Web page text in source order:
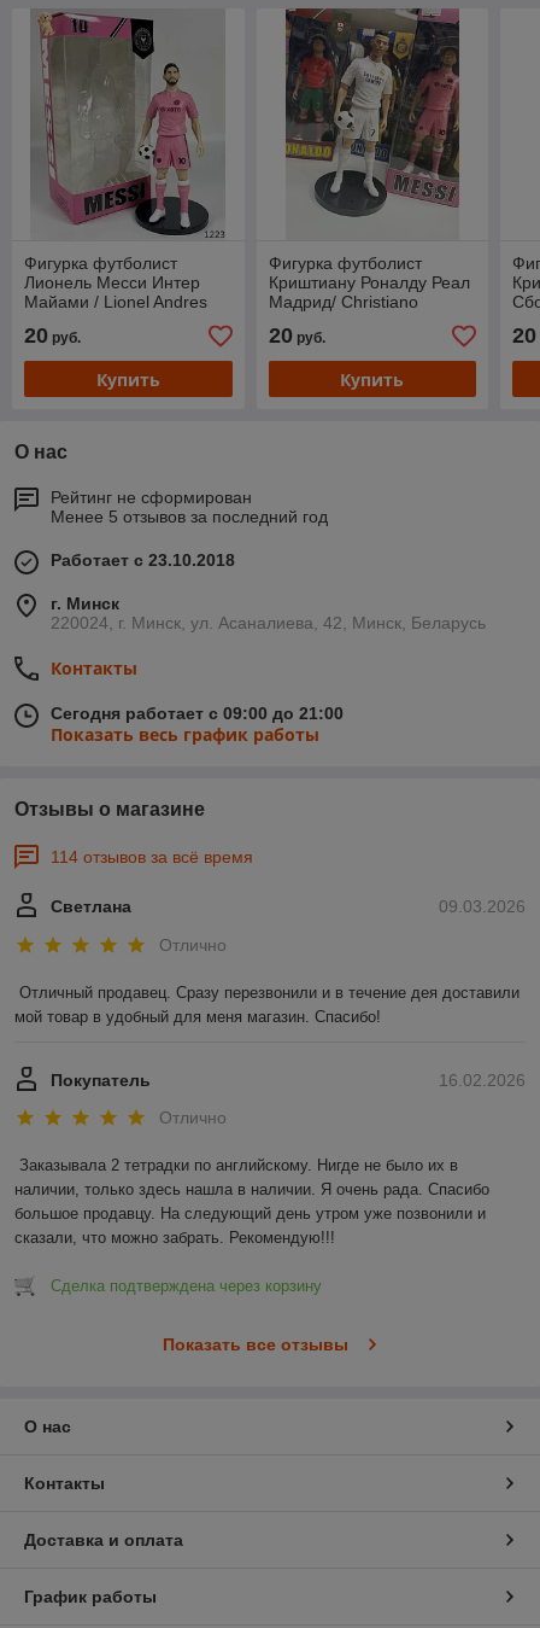
Фигурка футболист
Лионель Месси Интер
Майами / Lionel Andres
20 руб.
Купить
Фигурка футболист
Криштиану Роналду Реал
Мадрид/ Christiano
20руб.
Купить
20
О нас
Рейтинг не сформирован
Менее 5 отзывов за последний год
Работает с 23.10.2018
г. Минск
220024, г. Минск, ул. Асаналиева, 42, Минск, Беларусь
Контакты
Сегодня работает с 09:00 до 21:00
Показать весь график работы
Отзывы о магазине
114 отзывов за всё время
09.03.2026
Светлана
Отлично
Отличный продавец. Сразу перезвонили и в течение дея доставили
мой товар в удобный для меня магазин. Спасибо!
16.02.2026
Покупатель
Отлично
Заказывала 2 тетрадки по английскому. Нигде не было их в
наличии, только здесь нашла в наличии. Я очень рада. Спасибо
большое продавцу. На следующий день утром уже позвонили и
сказали, что можно забрать. Рекомендую!!!
Сделка подтверждена через корзину
Показать все отзывы
О нас
Контакты
Доставка и оплата
График работы